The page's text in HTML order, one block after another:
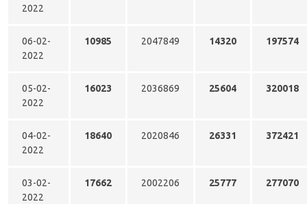
2022
06-02-
2022
10985 2047849 14320 197574
05-02-
2022
16023 2036869 25604 320018
04-02-
2022
18640 2020846 26331 372421
03-02-
2022
17662 2002206 25777 277070